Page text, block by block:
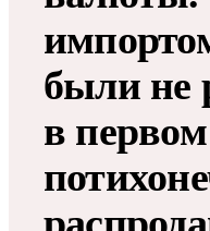
были не
в